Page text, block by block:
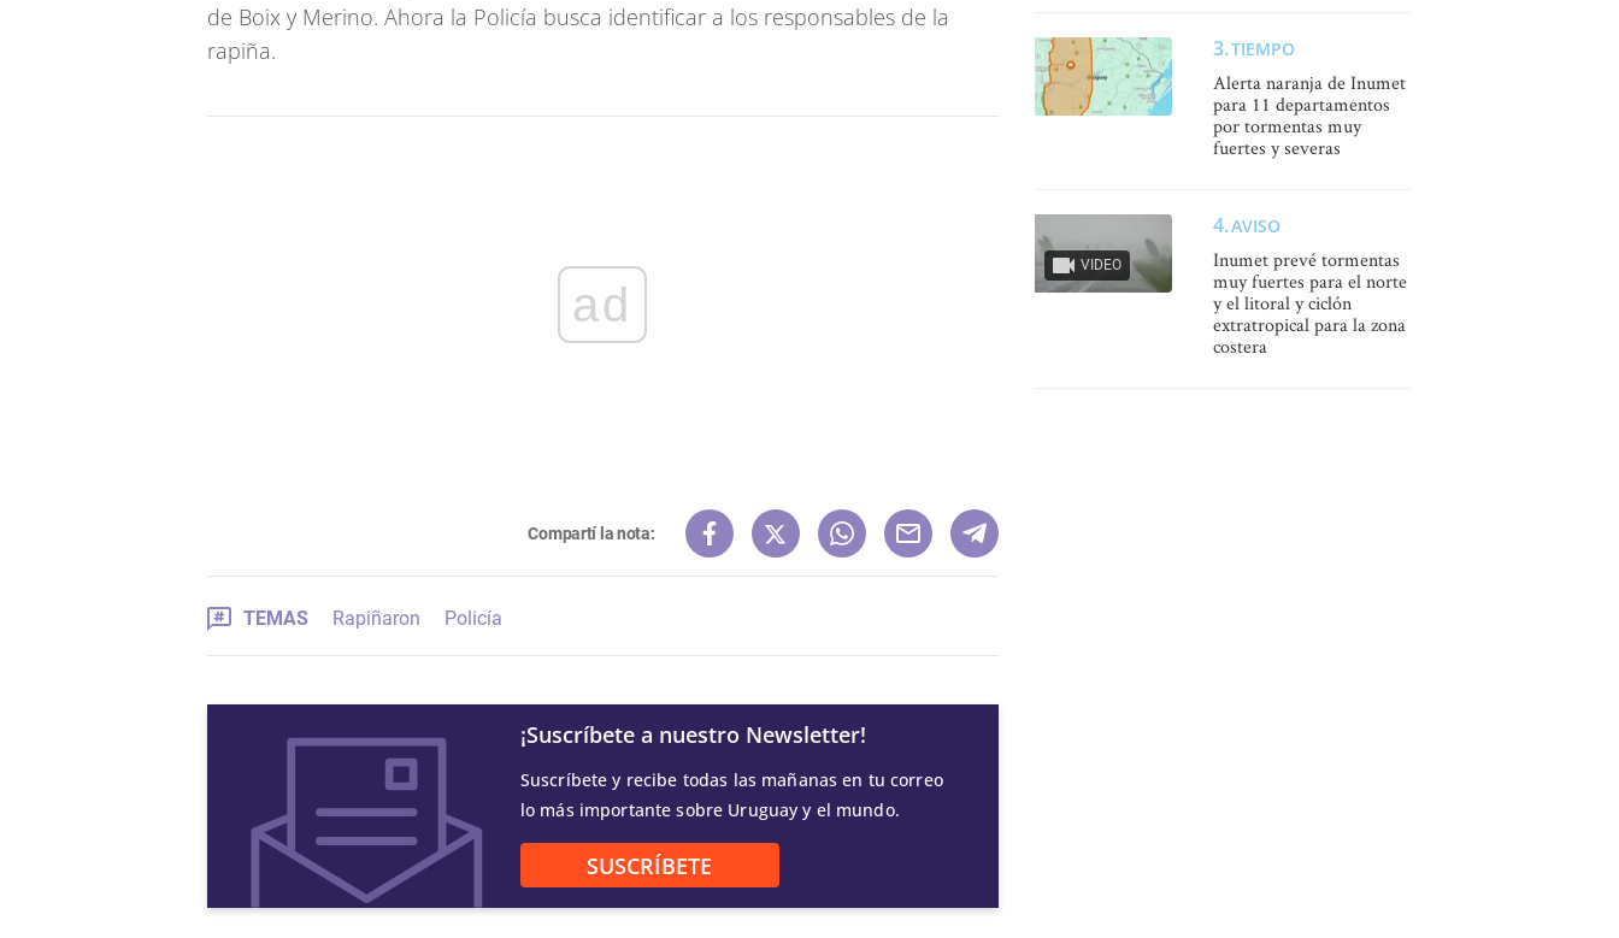
de Boix y Merino. Ahora la Policía busca identificar a los responsables de la
rapiña.
ad
Compartí la nota:
TEMAS Rapiñaron Policía
¡Suscríbete a nuestro Newsletter!
Suscríbete y recibe todas las mañanas en tu correo
lo más importante sobre Uruguay y el mundo.
SUSCRÍBETE
TIEMPO
Alerta naranja de Inumet
para 11 departamentos
por tormentas muy
fuertes y severas
VIDEO
AVISO
Inumet prevé tormentas
muy fuertes para el norte
y el litoral y ciclón
extratropical para la zona
costera